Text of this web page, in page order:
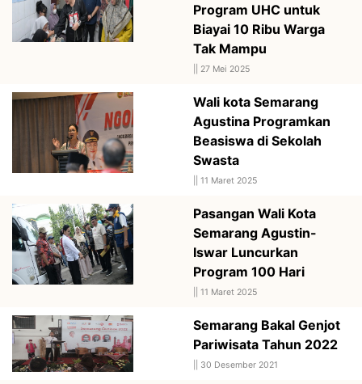
Program UHC untuk
Biayai 10 Ribu Warga
Tak Mampu
27 Mei 2025
Wali kota Semarang
Agustina Programkan
Beasiswa di Sekolah
Swasta
11 Maret 2025
Pasangan Wali Kota
Semarang Agustin-
Iswar Luncurkan
Program 100 Hari
11 Maret 2025
Semarang Bakal Genjot
Pariwisata Tahun 2022
30 Desember 2021